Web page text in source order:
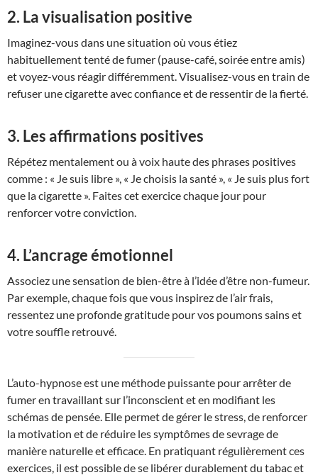
2. La visualisation positive
Imaginez-vous dans une situation où vous étiez
habituellement tenté de fumer (pause-café, soirée entre amis)
et voyez-vous réagir différemment. Visualisez-vous en train de
refuser une cigarette avec confiance et de ressentir de la fierté.
3. Les affirmations positives
Répétez mentalement ou à voix haute des phrases positives
comme : « Je suis libre », « Je choisis la santé », « Je suis plus fort
que la cigarette ». Faites cet exercice chaque jour pour
renforcer votre conviction.
4. L’ancrage émotionnel
Associez une sensation de bien-être à l’idée d’être non-fumeur.
Par exemple, chaque fois que vous inspirez de l’air frais,
ressentez une profonde gratitude pour vos poumons sains et
votre souffle retrouvé.
L’auto-hypnose est une méthode puissante pour arrêter de
fumer en travaillant sur l’inconscient et en modifiant les
schémas de pensée. Elle permet de gérer le stress, de renforcer
la motivation et de réduire les symptômes de sevrage de
manière naturelle et efficace. En pratiquant régulièrement ces
exercices, il est possible de se libérer durablement du tabac et